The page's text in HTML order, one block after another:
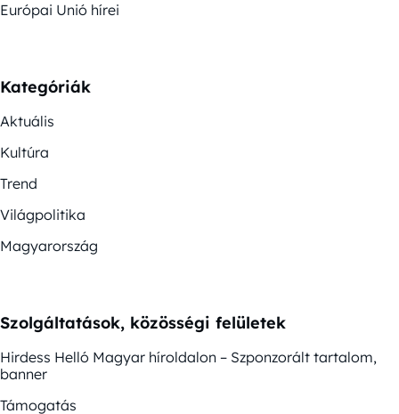
Európai Unió hírei
Kategóriák
Aktuális
Kultúra
Trend
Világpolitika
Magyarország
Szolgáltatások, közösségi felületek
Hirdess Helló Magyar híroldalon – Szponzorált tartalom,
banner
Támogatás